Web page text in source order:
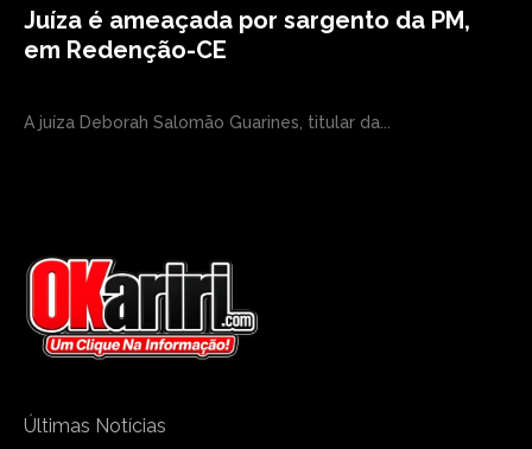
Juíza é ameaçada por sargento da PM,
em Redenção-CE
A juíza Deborah Salomão Guarines, titular da...
Últimas Notícias